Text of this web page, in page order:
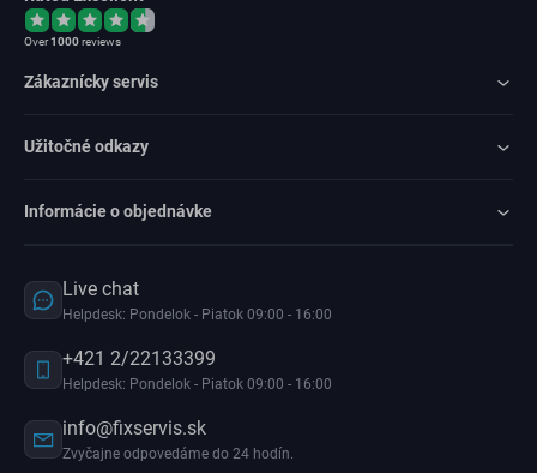
Over1000reviews
Zákaznícky servis
Užitočné odkazy
Informácie o objednávke
Live chat
Helpdesk: Pondelok - Piatok 09:00 - 16:00
+421 2/22133399
Helpdesk: Pondelok - Piatok 09:00 - 16:00
info@fixservis.sk
Zvyčajne odpovedáme do 24 hodín.